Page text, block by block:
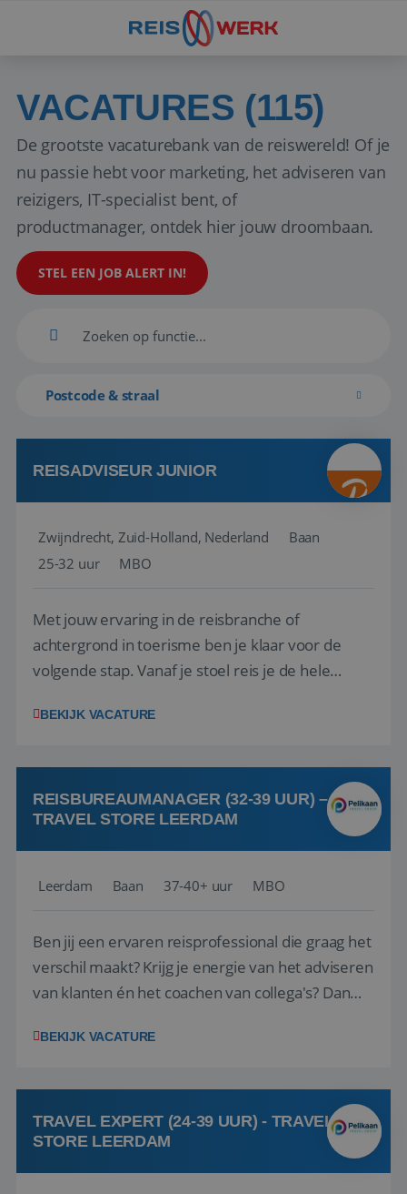
VACATURES (115)
De grootste vacaturebank van de reiswereld! Of je
nu passie hebt voor marketing, het adviseren van
reizigers, IT-specialist bent, of
productmanager, ontdek hier jouw droombaan.
STEL EEN JOB ALERT IN!
Postcode & straal
REISADVISEUR JUNIOR
Zwijndrecht, Zuid-Holland, Nederland
Baan
25-32 uur
MBO
Met jouw ervaring in de reisbranche of
achtergrond in toerisme ben je klaar voor de
volgende stap. Vanaf je stoel reis je de hele
wensen van je team, je klant en wat er in de
klanten te overtuigen om die droomreis te
boeken! ...
BEKIJK VACATURE
REISBUREAUMANAGER (32-39 UUR) –
TRAVEL STORE LEERDAM
Leerdam Baan 37-40+ uur MBO
Ben jij een ervaren reisprofessional die graag het
verschil maakt? Krijg je energie van het adviseren
van klanten én het coachen van collega's? Dan
(onderdeel van Pelikaan Travel Group) zoeken
team het reisbureau verder...
BEKIJK VACATURE
TRAVEL EXPERT (24-39 UUR) - TRAVEL
STORE LEERDAM